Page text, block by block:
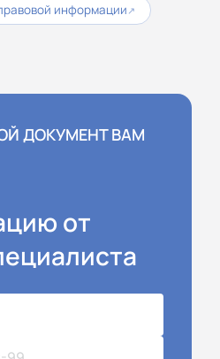
информации ↗
ДОКУМЕНТ ВАМ
от